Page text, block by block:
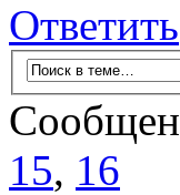
Ответить
15, 16